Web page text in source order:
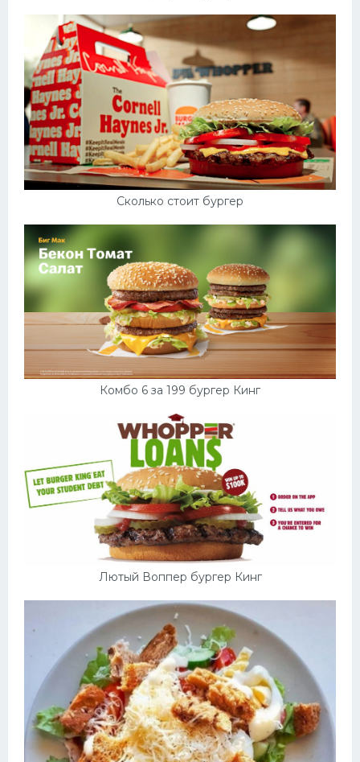
Сколько стоит бургер
Комбо 6 за 199 бургер Кинг
Лютый Воппер бургер Кинг